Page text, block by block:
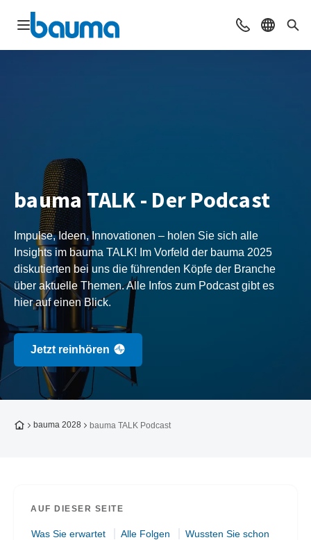
Navigation öffnen Beratung &
Sprache
bauma TALK - Der Podcast
Impulse, Ideen, Innovationen – holen Sie sich alle
Insights im bauma TALK! Im Vorfeld der bauma 2025
diskutierten bei uns die führenden Köpfe der Branche
über aktuelle Themen. Alle Infos zum Podcast gibt es
hier auf einen Blick.
Jetzt reinhören
Zur Startseite
bauma 2028 bauma TALK Podcast
AUF DIESER SEITE
Was Sie erwartet Alle Folgen Wussten Sie schon